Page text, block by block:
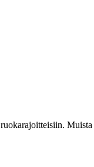
Muista